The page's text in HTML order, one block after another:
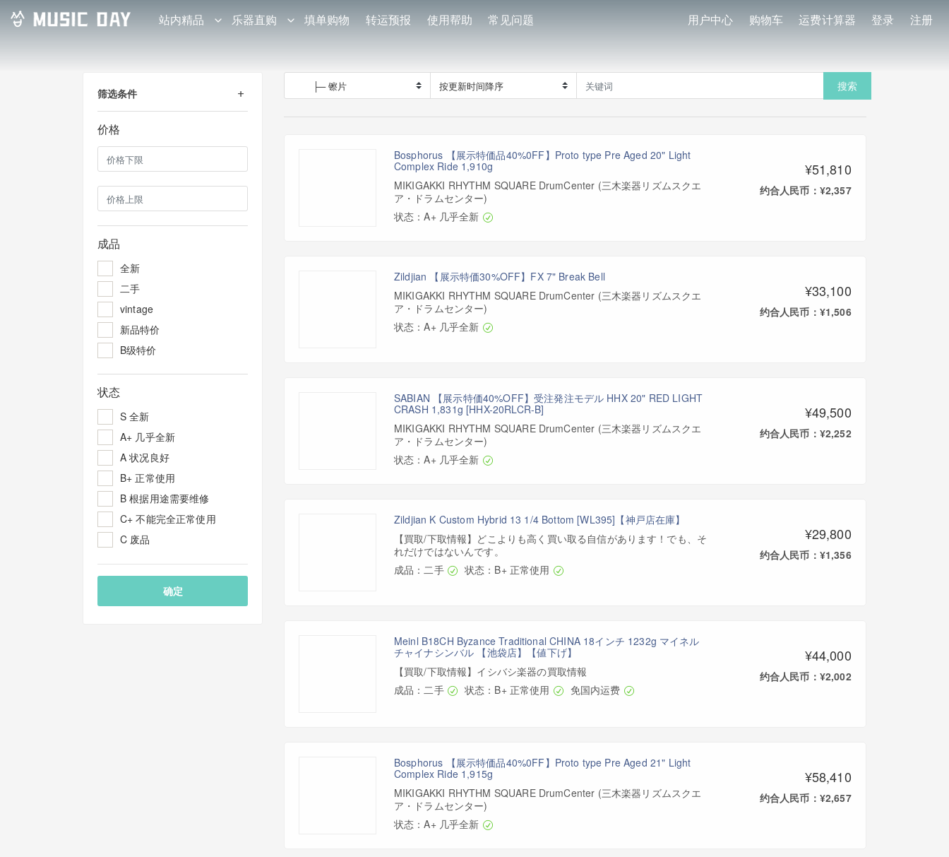
站内精品 乐器直购 填单购物 转运预报 使用帮助 常见问题 用户中心 购物车 运费计算器 登录 注册
筛选条件
价格
成品
全新
二手
vintage
新品特价
B级特价
状态
S 全新
A+ 几乎全新
A 状况良好
B+ 正常使用
B 根据用途需要维修
C+ 不能完全正常使用
C 废品
确定
搜索
Bosphorus 【展示特価品40%0FF】Proto type Pre Aged 20" Light
Complex Ride 1,910g
MIKIGAKKI RHYTHM SQUARE DrumCenter (三木楽器リズムスクエ
ア・ドラムセンター)
状态：A+ 几乎全新
¥51,810
约合人民币：¥2,357
Zildjian 【展示特価30%OFF】FX 7" Break Bell
MIKIGAKKI RHYTHM SQUARE DrumCenter (三木楽器リズムスクエ
ア・ドラムセンター)
状态：A+ 几乎全新
¥33,100
约合人民币：¥1,506
SABIAN 【展示特価40%OFF】受注発注モデル HHX 20" RED LIGHT
CRASH 1,831g [HHX-20RLCR-B]
MIKIGAKKI RHYTHM SQUARE DrumCenter (三木楽器リズムスクエ
ア・ドラムセンター)
状态：A+ 几乎全新
¥49,500
约合人民币：¥2,252
Zildjian K Custom Hybrid 13 1/4 Bottom [WL395]【神戸店在庫】
【買取/下取情報】どこよりも高く買い取る自信があります！でも、そ
れだけではないんです。
成品：二手
状态：B+ 正常使用
¥29,800
约合人民币：¥1,356
Meinl B18CH Byzance Traditional CHINA 18インチ 1232g マイネル
チャイナシンバル 【池袋店】【値下げ】
【買取/下取情報】イシバシ楽器の買取情報
成品：二手
状态：B+ 正常使用 免国内运费
¥44,000
约合人民币：¥2,002
Bosphorus 【展示特価品40%0FF】Proto type Pre Aged 21" Light
Complex Ride 1,915g
MIKIGAKKI RHYTHM SQUARE DrumCenter (三木楽器リズムスクエ
ア・ドラムセンター)
状态：A+ 几乎全新
¥58,410
约合人民币：¥2,657